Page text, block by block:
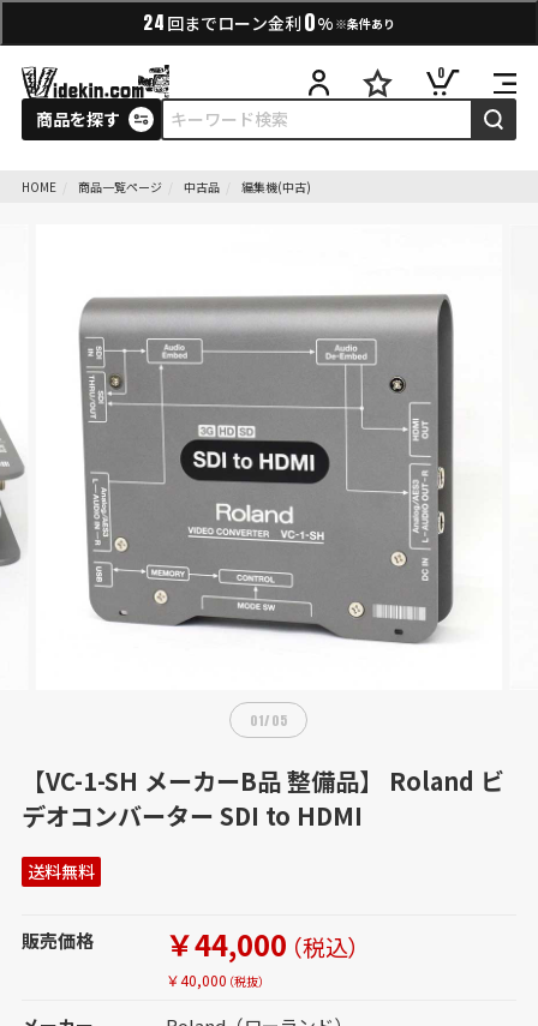
24 回までローン金利 0% ※条件あり
商品を探す
0
HOME 商品一覧ページ 中古品 編集機(中古)
01/05
【VC-1-SH メーカーB品 整備品】 Roland ビ
デオコンバーター SDI to HDMI
送料無料
販売価格 ￥44,000 （税込）
￥40,000 （税抜）